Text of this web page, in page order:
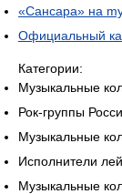
«Сансара» на
Официальный
Категории:
Музыкальные
Рок-группы
Музыкальные
Исполнители
Музыкальные